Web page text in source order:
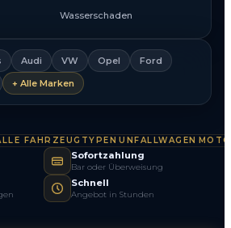
Wasserschaden
Audi VW Opel
Ford
+ Alle Marken
FAHRZEUGTYPEN·UNFALLWAGEN·
Sofortzahlung
Bar oder Überweisung
Schnell
Angebot in Stunden